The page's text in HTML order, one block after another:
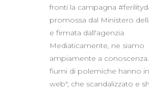
fronti la campagna
promossa dal Ministero
e firmata dall'agenzia
Mediaticamente, ne siamo
ampiamente a
fiumi di polemiche hanno
web", che scandalizzato e